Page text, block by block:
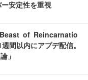
安定性を重視
Beast of Reincarnatio
間以内にアプデ配信。
」